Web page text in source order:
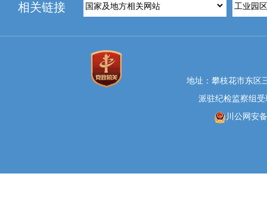
相关链接
地址：攀枝花市东区
派驻纪检监察组受
川公网安